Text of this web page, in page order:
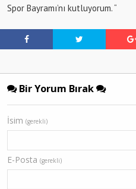
Spor Bayramı’nı kutluyorum. “
Bir Yorum Bırak
İsim (gerekli)
E-Posta (gerekli)